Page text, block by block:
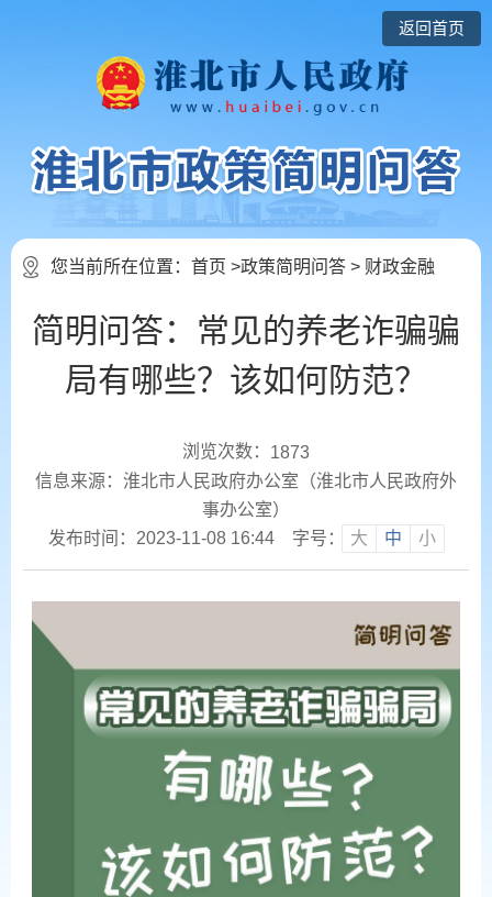
返回首页
您当前所在位置： 首页 >政策简明问答 > 财政金融
简明问答：常见的养老诈骗骗
局有哪些？该如何防范？
浏览次数： 1873
信息来源：淮北市人民政府办公室（淮北市人民政府外
事办公室）
发布时间：2023-11-08 16:44
字号： 大 中 小